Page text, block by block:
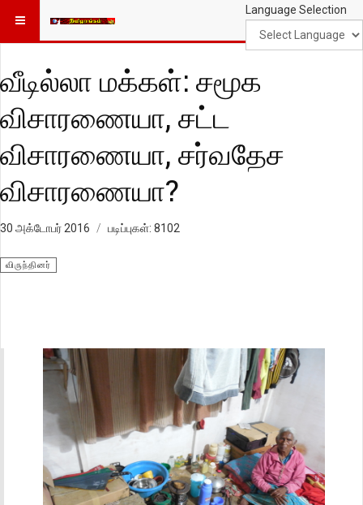
Language Selection
வீடில்லா மக்கள்: சமூக
விசாரணையா, சட்ட
விசாரணையா, சர்வதேச
விசாரணையா?
30 அக்டோபர் 2016 படிப்புகள்: 8102
விருந்தினர்